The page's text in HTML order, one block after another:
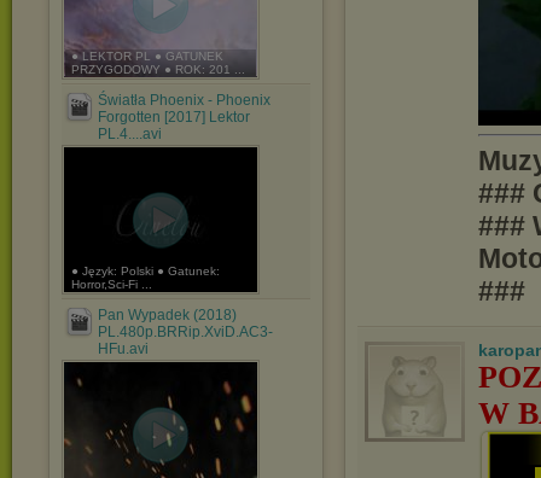
● LEKTOR PL ● GATUNEK
PRZYGODOWY ● ROK: 201 ...
Światła Phoenix - Phoenix
Forgotten [2017] Lektor
PL.4....avi
● Język: Polski ● Gatunek:
Horror,Sci-Fi ...
Pan Wypadek (2018)
PL.480p.BRRip.XviD.AC3-
HFu.avi
###
###
###
W